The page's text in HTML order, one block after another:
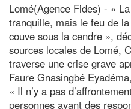
Lomé(Agence Fides) - «
tranquille, mais le feu de
couve sous la cendre »,
sources locales de Lomé,
traverse une crise grave
Faure Gnasingbé
« Il n’y a pas
personnes ayant des